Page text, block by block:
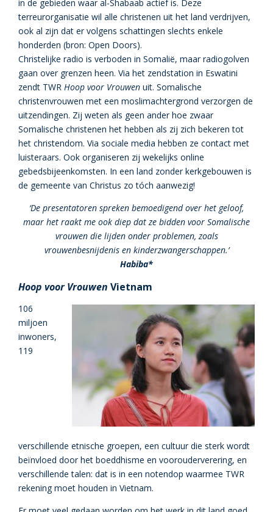
in de gebieden waar al-Shabaab actief is. Deze
terreurorganisatie wil alle christenen uit het land verdrijven,
ook al zijn dat er volgens schattingen slechts enkele
honderden (bron: Open Doors).
Christelijke radio is verboden in Somalië, maar radiogolven
gaan over grenzen heen. Via het zendstation in Eswatini
zendt TWR Hoop voor Vrouwen uit. Somalische
christenvrouwen met een moslimachtergrond verzorgen de
uitzendingen. Zij weten als geen ander hoe zwaar
Somalische christenen het hebben als zij zich bekeren tot
het christendom. Via sociale media hebben ze contact met
luisteraars. Ook organiseren zij wekelijks online
gebedsbijeenkomsten. In een land zonder kerkgebouwen is
de gemeente van Christus zo tóch aanwezig!
‘De presentatoren spreken bemoedigend over het geloof,
maar het raakt me ook diep dat ze bidden voor Somalische
vrouwen die lijden onder problemen, zoals
vrouwenbesnijdenis en kinderzwangerschappen.’
Habiba*
Hoop voor Vrouwen Vietnam
106
miljoen
inwoners,
119
verschillende etnische groepen, een cultuur die sterk wordt
beïnvloed door het boeddhisme en voorouderverering, en
verschillende talen: dat is in een notendop waarmee TWR
rekening moet houden in Vietnam.